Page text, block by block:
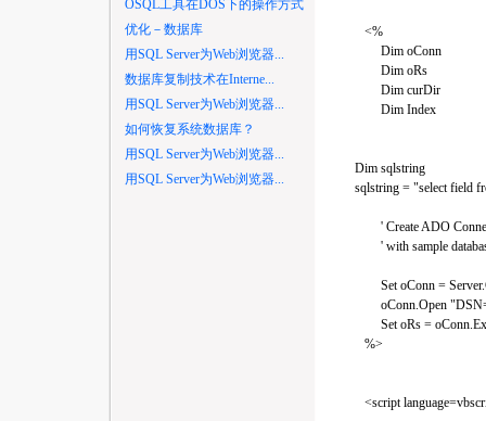
OSQL工具在DOS下的操作方式
优化－数据库
用SQL Server为Web浏览器...
数据库复制技术在Interne...
用SQL Server为Web浏览器...
如何恢复系统数据库？
用SQL Server为Web浏览器...
用SQL Server为Web浏览器...
<%
Dim oConn
Dim oRs
Dim curDir
Dim Index
Dim sqlstring
sqlstring = "select field
' Create ADO
' with sample
Set oConn =
oConn.Open
Set oRs =
%>
<script